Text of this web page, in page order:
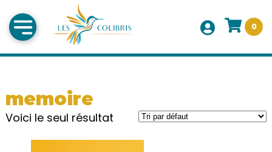
0
memoire
Voici le seul résultat